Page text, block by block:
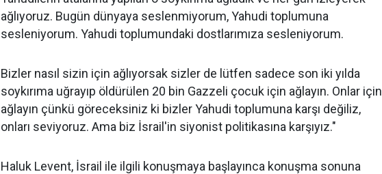
ağlıyoruz. Bugün dünyaya seslenmiyorum, Yahudi toplumuna
sesleniyorum. Yahudi toplumundaki dostlarımıza sesleniyorum.
Bizler nasıl sizin için ağlıyorsak sizler de lütfen sadece son iki yılda
soykırıma uğrayıp öldürülen 20 bin Gazzeli çocuk için ağlayın. Onlar için
ağlayın çünkü göreceksiniz ki bizler Yahudi toplumuna karşı değiliz,
onları seviyoruz. Ama biz İsrail'in siyonist politikasına karşıyız."
Haluk Levent, İsrail ile ilgili konuşmaya başlayınca konuşma sonuna